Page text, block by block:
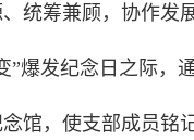
统筹兼顾，协作发
”爆发纪念日之际，
馆，使支部成员铭